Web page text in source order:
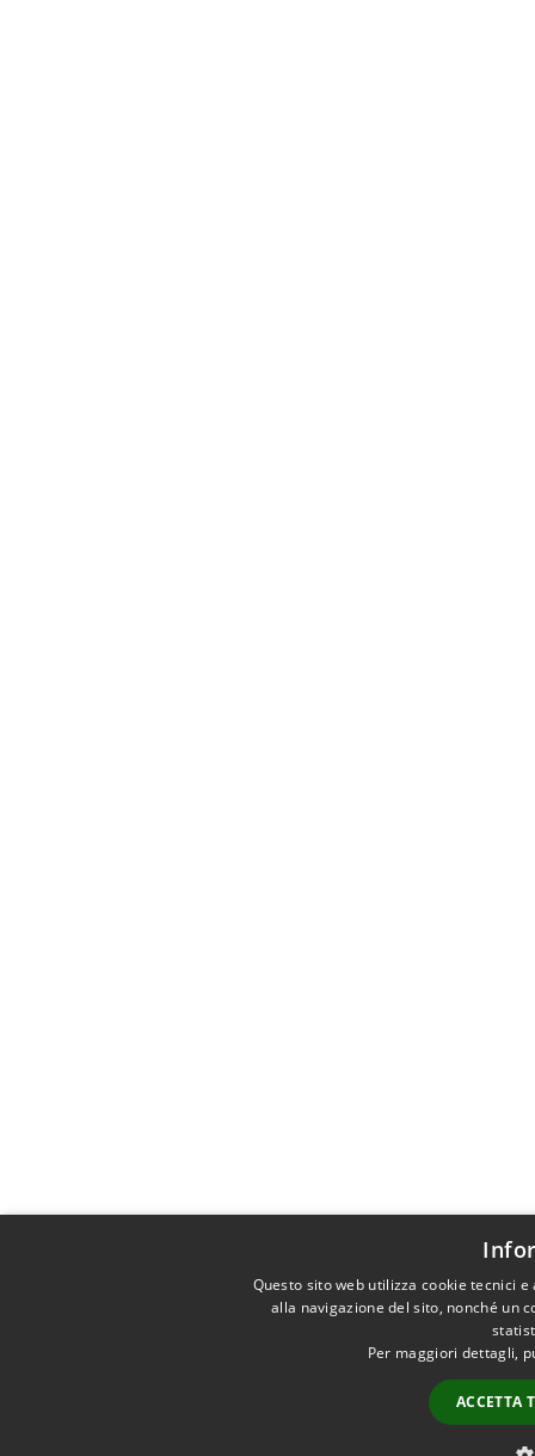
Questo sito web utilizza cookie tecnici
alla navigazione del sito, nonché un
Per maggiori dettagli,
ACCETTA